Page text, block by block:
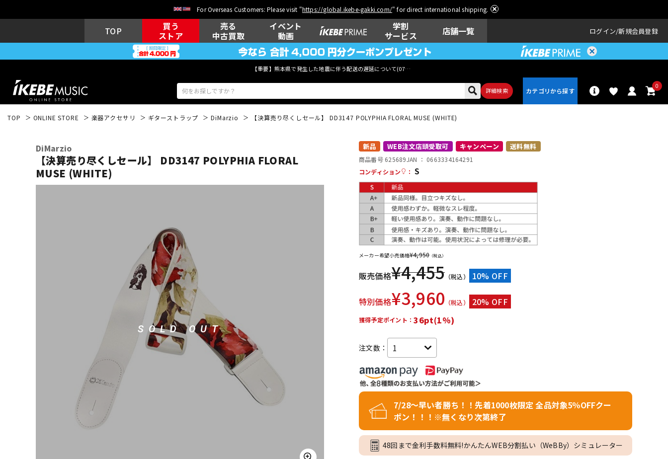
For Overseas Customers: Please visit "https://global.ikebe-gakki.com/" for direct international shipping.
TOP
買う
ストア
売る
中古買取
イベント
動画
学割
サービス
店舗一覧 ログイン 新規会員登録
【重要】熊本県で発生した地震に伴う配送の遅延について(07月29日
詳細検索
0
ウクレレ ドラム
キーボード 電子ピアノ 管楽器 その他楽器
DTM レコーディン
グ機器
配信/ライブ
機器
ヴィンテージ
TOP ONLINE STORE 楽器アクセサリ ギターストラップ DiMarzio 【決算売り尽くしセール】 DD3147 POLYPHIA FLORAL MUSE (WHITE)
DiMarzio
【決算売り尽くしセール】 DD3147 POLYPHIA FLORAL
MUSE (WHITE)
SOLD OUT
新品 WEB注文店頭受取可 キャンペーン 送料無料
商品番号 625689JAN ： 0663334164291
コンディション
： S
メーカー希望小売価格¥4,950 （税込）
販売価格¥4,455 （税込） 10% OFF
特別価格¥3,960 （税込） 20% OFF
獲得予定ポイント：36pt(1%)
注文数：
7/28～早い者勝ち！！先着1000枚限定 全品対象5％OFFクー
ポン！！！※無くなり次第終了
48回まで金利手数料無料!かんたんWEB分割払い（WeBBy）シミュレーター